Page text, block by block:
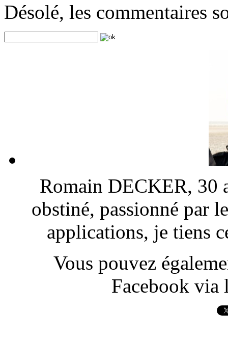
Désolé, les commentaires
Romain DECKER, 30
obstiné, passionné par
applications, je tiens
Vous pouvez
Facebook via